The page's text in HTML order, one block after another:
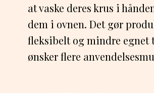
at vaske deres krus i
dem i ovnen. Det gør
fleksibelt og mindre egnet
ønsker flere